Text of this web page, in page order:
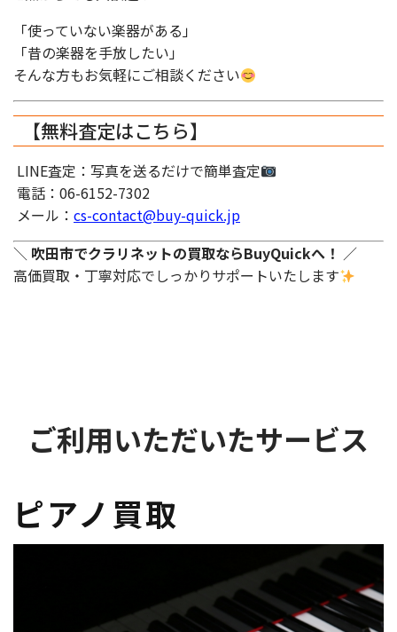
「使っていない楽器がある」
「昔の楽器を手放したい」
そんな方もお気軽にご相談ください
【無料査定はこちら】
LINE査定：写真を送るだけで簡単査定
電話：06-6152-7302
メール： cs-contact@buy-quick.jp
＼ 吹田市でクラリネットの買取ならBuyQuickへ！ ／
高価買取・丁寧対応でしっかりサポートいたします
ご利用いただいたサービス
ピアノ買取